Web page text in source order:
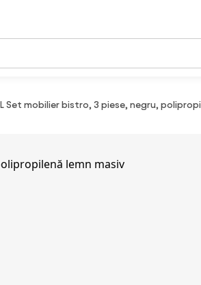
Set mobilier bistro, 3 piese, negru,